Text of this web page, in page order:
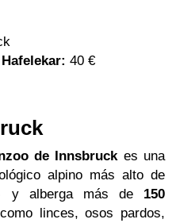
40 €
de Innsbruckes una
alpino más alto de
y alberga más de 150
linces, osos pardos,